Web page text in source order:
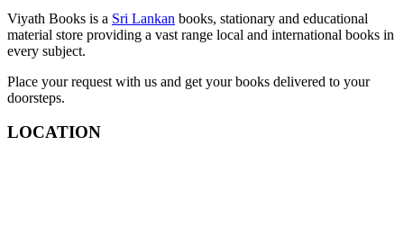
Viyath Books is a Sri Lankan books, stationary and educational
material store providing a vast range local and international books in
every subject.
Place your request with us and get your books delivered to your
doorsteps.
LOCATION